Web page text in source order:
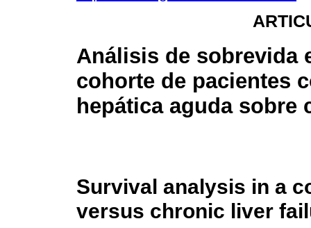
Análisis de sobrevida
cohorte de pacientes
hepática aguda sobre
Survival analysis in a
versus chronic liver